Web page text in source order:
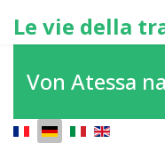
Le vie della
Von Atessa
Sprache auswählen